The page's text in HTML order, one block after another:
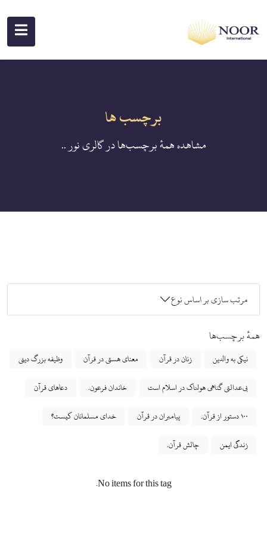
برچسب ها
مشاهده همهٔ برچسب‌ها در گالری نور ..
مرتب سازی بر اساس نوع
همهٔ برچسب‌ها
نیکی به والدین زنان در قرآن معنای هستی در قرآن
وظیفه بزرگ دینی
بی‌عدالتی گناهی هولناک در اسلام است
خاندان فرعون.
دعاهای قرآن
۱۰۰ دستور از قرآن.
پیامبران در قرآن
خدای مسلمانان کیست؟
زندگی ایمن
چالش قرآن.
No items for this tag.